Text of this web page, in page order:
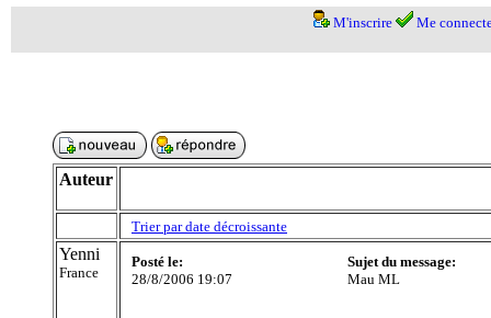
M'inscrire Me
Auteur
Trier par date décroissante
Yenni
France
Posté le:
28/8/2006 19:07
Sujet du message:
Mau ML